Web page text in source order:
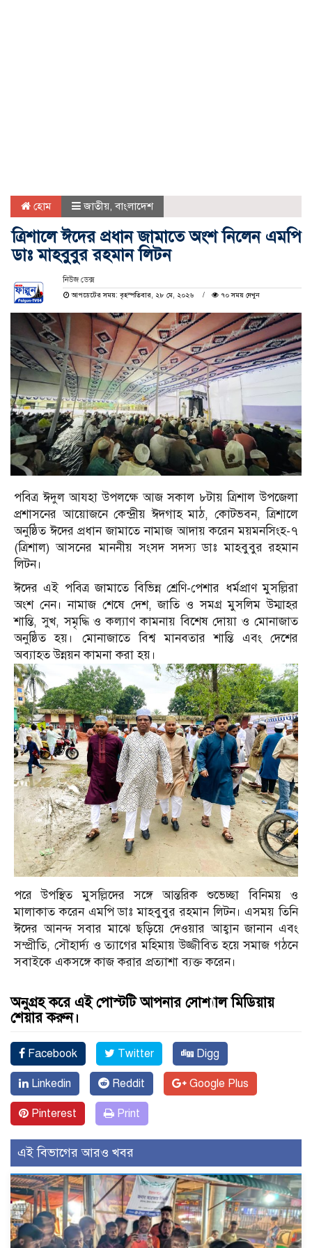
হোম জাতীয় ,বাংলাদেশ
ত্রিশালে ঈদের প্রধান জামাতে অংশ নিলেন এমপি
ডাঃ মাহবুবুর রহমান লিটন
নিউজ ডেক্স
আপডেটের সময়: বৃহস্পতিবার, ২৮ মে, ২০২৬
৭০ সময় দেখুন
পবিত্র ঈদুল আযহা উপলক্ষে আজ সকাল ৮টায় ত্রিশাল উপজেলা
প্রশাসনের আয়োজনে কেন্দ্রীয় ঈদগাহ মাঠ, কোটভবন, ত্রিশালে
অনুষ্ঠিত ঈদের প্রধান জামাতে নামাজ আদায় করেন ময়মনসিংহ-৭
(ত্রিশাল) আসনের মাননীয় সংসদ সদস্য ডাঃ মাহবুবুর রহমান
লিটন।
ঈদের এই পবিত্র জামাতে বিভিন্ন শ্রেণি-পেশার ধর্মপ্রাণ মুসল্লিরা
অংশ নেন। নামাজ শেষে দেশ, জাতি ও সমগ্র মুসলিম উম্মাহর
শান্তি, সুখ, সমৃদ্ধি ও কল্যাণ কামনায় বিশেষ দোয়া ও মোনাজাত
অনুষ্ঠিত হয়। মোনাজাতে বিশ্ব মানবতার শান্তি এবং দেশের
অব্যাহত উন্নয়ন কামনা করা হয়।
পরে উপস্থিত মুসল্লিদের সঙ্গে আন্তরিক শুভেচ্ছা বিনিময় ও
মালাকাত করেন এমপি ডাঃ মাহবুবুর রহমান লিটন। এসময় তিনি
ঈদের আনন্দ সবার মাঝে ছড়িয়ে দেওয়ার আহ্বান জানান এবং
সম্প্রীতি, সৌহার্দ্য ও ত্যাগের মহিমায় উজ্জীবিত হয়ে সমাজ গঠনে
সবাইকে একসঙ্গে কাজ করার প্রত্যাশা ব্যক্ত করেন।
অনুগ্রহ করে এই পোস্টটি আপনার সোশ্যাল মিডিয়ায়
শেয়ার করুন।
Facebook Twitter Digg
Linkedin Reddit Google Plus
Pinterest Print
এই বিভাগের আরও খবর